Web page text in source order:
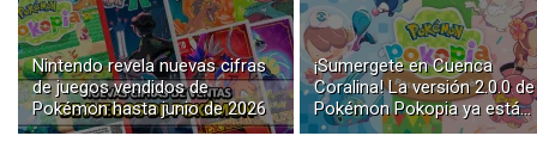
Nintendo revela nuevas cifras
de juegos vendidos de
Pokémon hasta junio de 2026
¡Sumergete en Cuenca
Coralina! La versión 2.0.0 de
Pokémon Pokopia ya está
disponible con buceo y